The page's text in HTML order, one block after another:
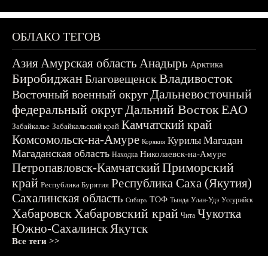
ОБЛАКО ТЕГОВ
АзияАмурская область Анадырь Арктика
БиробиджанБлаговещенскВладивосток
Восточный военный округДальневосточный
федеральный округДальний ВостокЕАО
Забайкалье Забайкальский край Камчатский край
Комсомольск-на-Амуре Корякия Курилы Магадан
Магаданская область Находка Николаевск-на-Амуре
Петропавловск-КамчатскийПриморский
край Республика Бурятия Республика Саха (Якутия)
Сахалинская область Сибирь ТОФ Тында Улан-Удэ Уссурийск
ХабаровскХабаровский край Чита Чукотка
Южно-СахалинскЯкутск
Все теги >>